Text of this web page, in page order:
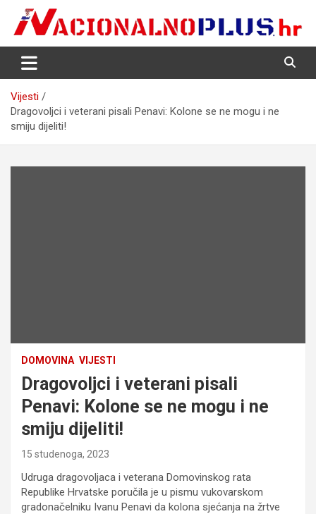
content
NacionalnoPlus.hr
Nacija želi znati više
Vijesti
Dragovoljci i veterani pisali Penavi: Kolone se ne mogu i ne
smiju dijeliti!
DOMOVINA VIJESTI
Dragovoljci i veterani pisali
Penavi: Kolone se ne mogu i ne
smiju dijeliti!
15 studenoga, 2023
Udruga dragovoljaca i veterana Domovinskog rata
Republike Hrvatske poručila je u pismu vukovarskom
gradonačelniku Ivanu Penavi da kolona sjećanja na žrtve